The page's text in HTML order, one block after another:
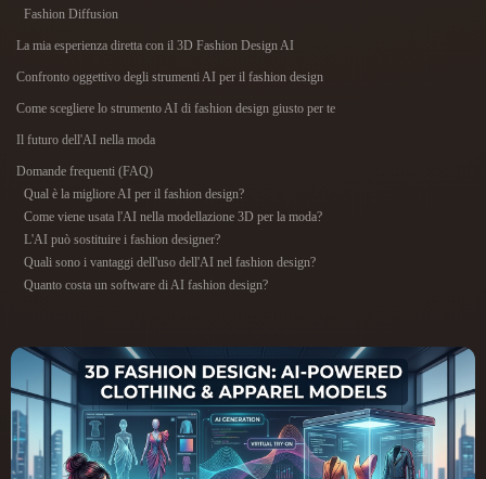
Blender Unity
ComfyUI
Stili
Abstract Anime
Isometric Low Poly
Minimalist Modern Organic Photorealistic
Fashion Diffusion
La mia esperienza diretta con il 3D Fashion Design AI
Confronto oggettivo degli strumenti AI per il fashion design
Come scegliere lo strumento AI di fashion design giusto per te
Il futuro dell'AI nella moda
Domande frequenti (FAQ)
Qual è la migliore AI per il fashion design?
Come viene usata l'AI nella modellazione 3D per la moda?
L'AI può sostituire i fashion designer?
Quali sono i vantaggi dell'uso dell'AI nel fashion design?
Quanto costa un software di AI fashion design?